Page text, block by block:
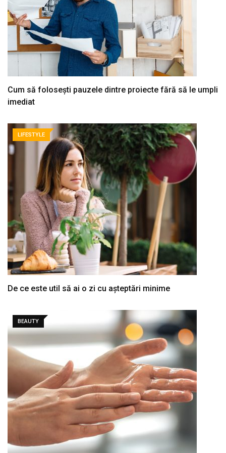
Cum să folosești pauzele dintre proiecte fără să le umpli
imediat
LIFESTYLE
De ce este util să ai o zi cu așteptări minime
BEAUTY